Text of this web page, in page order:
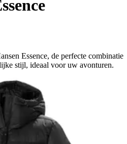
Essence, de perfecte combinatie
stijl, ideaal voor uw avonturen.